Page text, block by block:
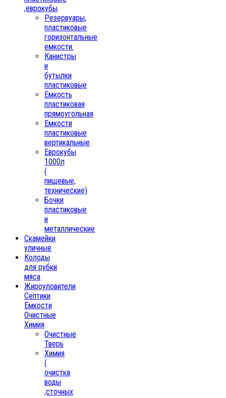
,еврокубы
Резервуары,
пластиковые
горизонтальные
емкости.
Канистры
и
бутылки
пластиковые
Емкость
пластиковая
прямоугольная
Емкости
пластиковые
вертикальные
Еврокубы
1000л
(
пищевые,
технические)
Бочки
пластиковые
и
металлические
Скамейки
уличные
Колоды
для рубки
мяса
Жироуловители
Септики
Ёмкости
Очистные
Химия
Очистные
Тверь
Химия
(
очистка
воды
,сточных